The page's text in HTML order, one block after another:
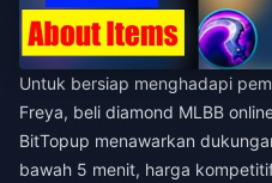
Untuk bersiap menghadapi
Freya, beli diamond MLBB
BitTopup menawarkan
bawah 5 menit, harga